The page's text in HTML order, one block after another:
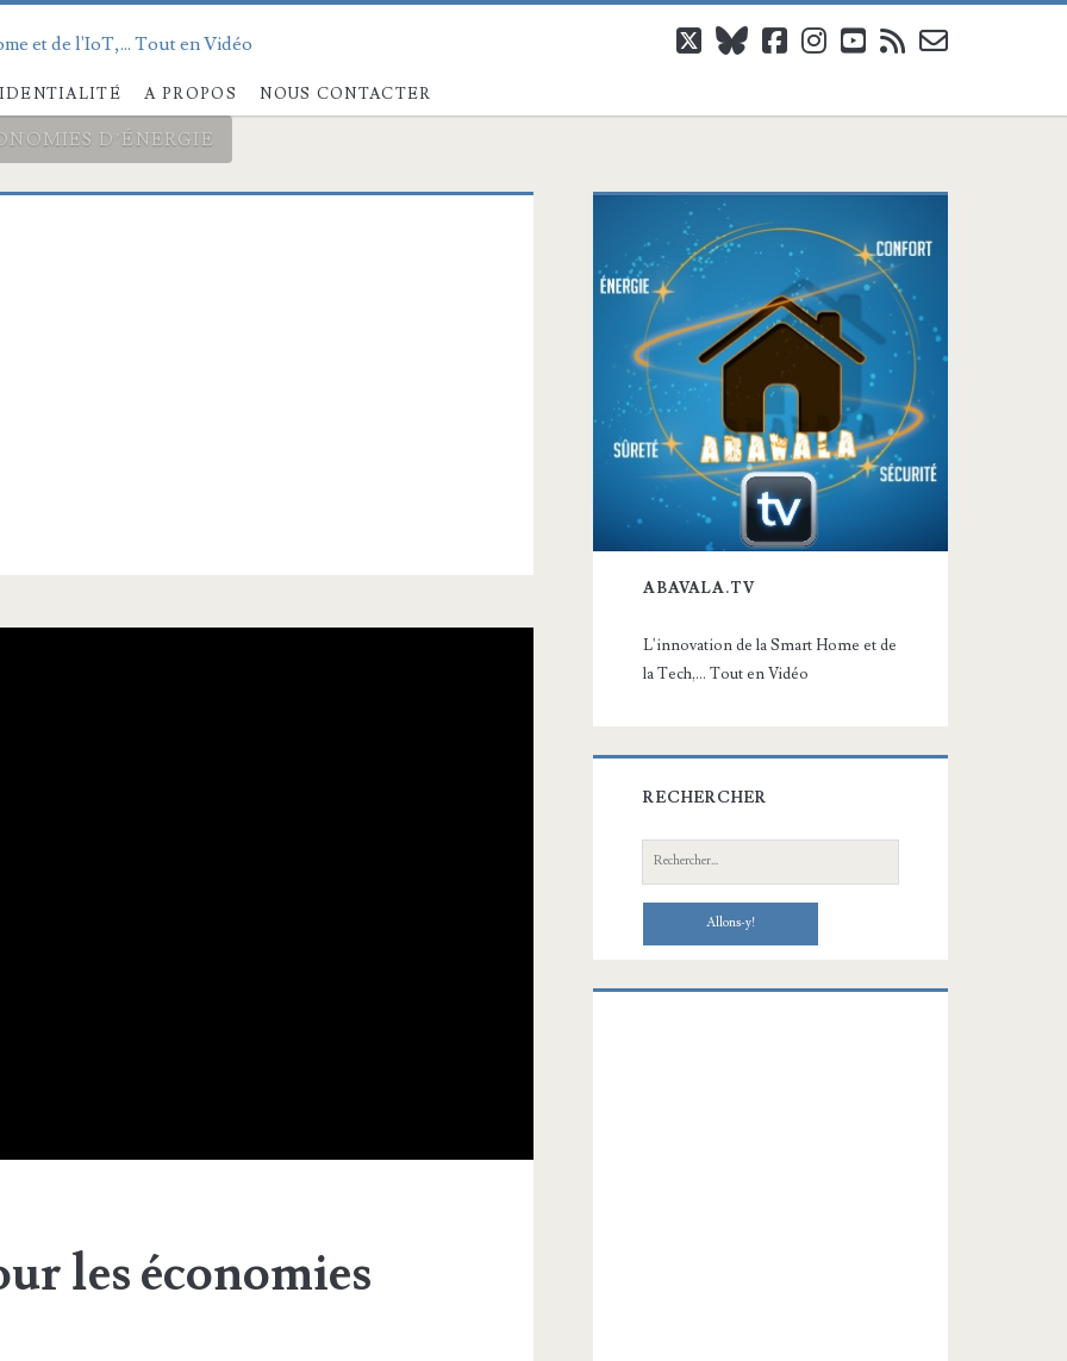
et de l'IoT,... Tout en Vidéo
A PROPOS NOUS CONTACTER
twitterblueskyfacebook
instagram
youtube
rss email-
D’ÉNERGIE
les économies
Barre
latérale
principale
ABAVALA.TV
L'innovation de la Smart Home et de
la Tech,... Tout en Vidéo
RECHERCHER
Recherche: